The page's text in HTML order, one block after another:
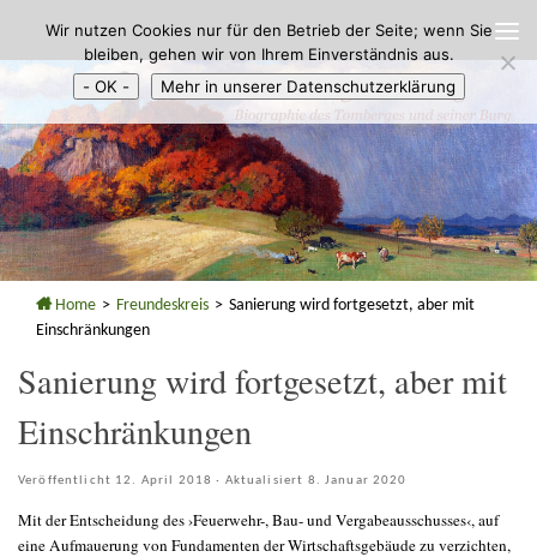
Zum Inhalt springen
Home > Freundeskreis > Sanierung wird fortgesetzt, aber mit
Einschränkungen
Sanierung wird fortgesetzt, aber mit
Einschränkungen
Veröffentlicht 12. April 2018 · Aktualisiert 8. Januar 2020
Mit der Entscheidung des ›Feuerwehr-, Bau- und Vergabeausschusses‹, auf
eine Aufmauerung von Fundamenten der Wirtschaftsgebäude zu verzichten,
Wir nutzen Cookies nur für den Betrieb der Seite; wenn Sie
bleiben, gehen wir von Ihrem Einverständnis aus.
- OK -
Mehr in unserer Datenschutzerklärung